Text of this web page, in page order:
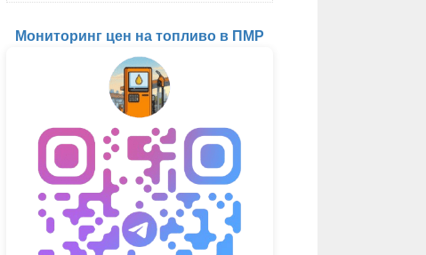
Мониторинг цен на топливо в ПМР